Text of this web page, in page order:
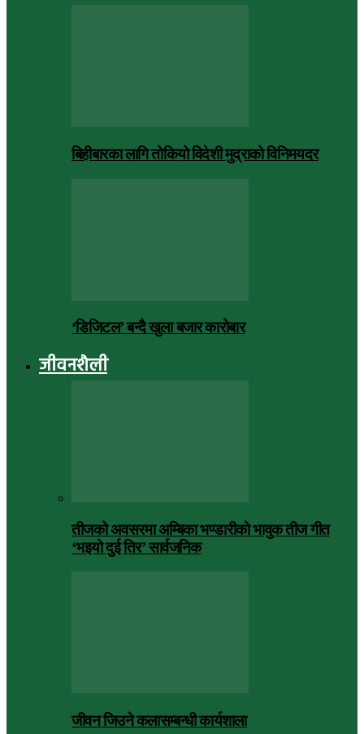
बिहीबारका लागि तोकियो विदेशी मुद्राको विनिमयदर
‘डिजिटल’ बन्दै खुला बजार कारोबार
जीवनशैली
तीजको अवसरमा अम्बिका भण्डारीको भावुक तीज गीत
‘भइयो दुई तिर’ सार्वजनिक
जीवन जिउने कलासम्बन्धी कार्यशाला